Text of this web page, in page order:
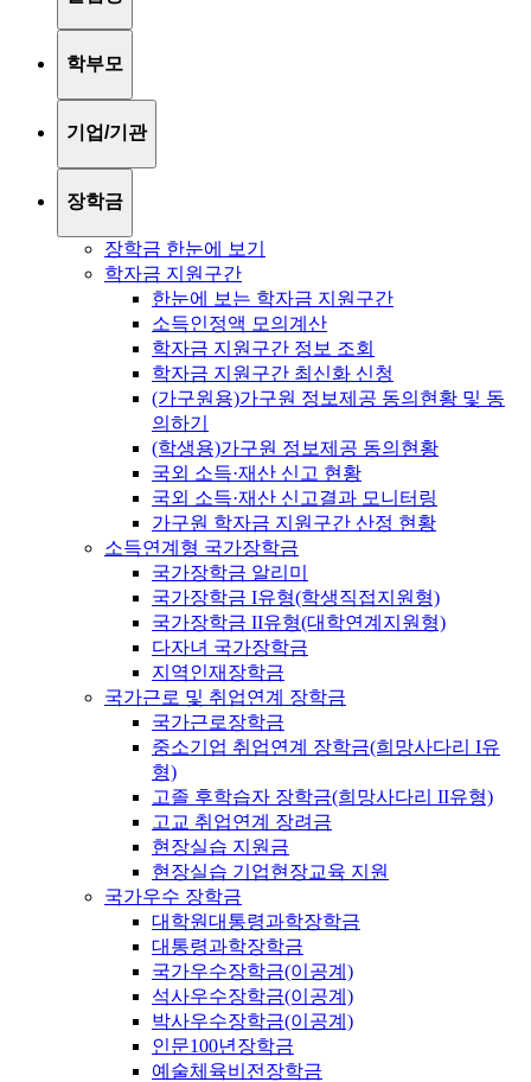
학부모
기업/기관
장학금
장학금 한눈에 보기
학자금 지원구간
한눈에 보는 학자금 지원구간
소득인정액 모의계산
학자금 지원구간 정보 조회
학자금 지원구간 최신화 신청
(가구원용)가구원 정보제공 동의현황 및 동
의하기
(학생용)가구원 정보제공 동의현황
국외 소득·재산 신고 현황
국외 소득·재산 신고결과 모니터링
가구원 학자금 지원구간 산정 현황
소득연계형 국가장학금
국가장학금 알리미
국가장학금 I유형(학생직접지원형)
국가장학금 II유형(대학연계지원형)
다자녀 국가장학금
지역인재장학금
국가근로 및 취업연계 장학금
국가근로장학금
중소기업 취업연계 장학금(희망사다리 I유
형)
고졸 후학습자 장학금(희망사다리 II유형)
고교 취업연계 장려금
현장실습 지원금
현장실습 기업현장교육 지원
국가우수 장학금
대학원대통령과학장학금
대통령과학장학금
국가우수장학금(이공계)
석사우수장학금(이공계)
박사우수장학금(이공계)
인문100년장학금
예술체육비전장학금